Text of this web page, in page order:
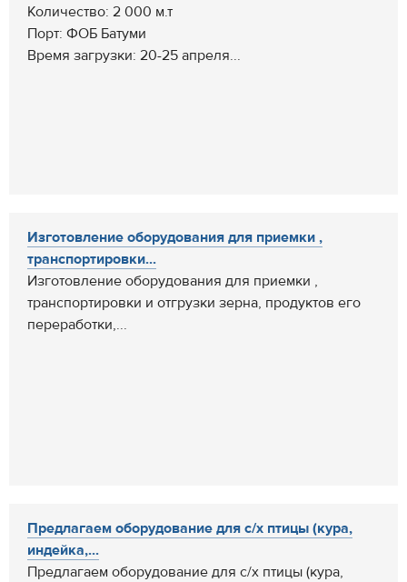
Количество: 2 000 м.т
Порт: ФОБ Батуми
Время загрузки: 20-25 апреля...
Изготовление оборудования для приемки ,
транспортировки...
Изготовление оборудования для приемки ,
транспортировки и отгрузки зерна, продуктов его
переработки,...
Предлагаем оборудование для с/х птицы (кура,
индейка,...
Предлагаем оборудование для с/х птицы (кура,